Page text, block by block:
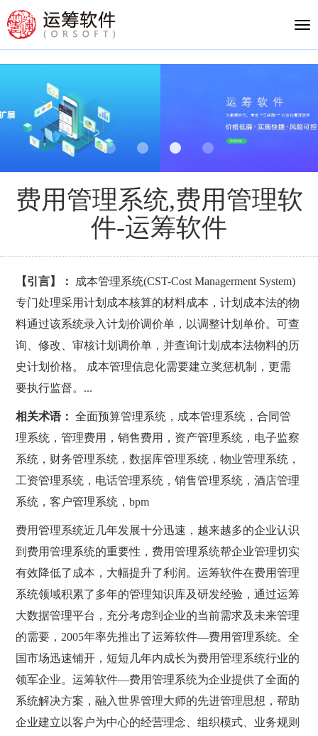
费用管理系统,费用管理软
件-运筹软件
【引言】：
成本管理系统(CST-Cost Managerment System)
专门处理采用计划成本核算的材料成本，计划成本法的物
料通过该系统录入计划价调价单，以调整计划单价。可查
询、修改、审核计划调价单，并查询计划成本法物料的历
史计划价格。 成本管理信息化需要建立奖惩机制，更需
要执行监督。...
相关术语： 全面预算管理系统，成本管理系统，合同管
理系统，管理费用，销售费用，资产管理系统，电子监察
系统，财务管理系统，数据库管理系统，物业管理系统，
工资管理系统，电话管理系统，销售管理系统，酒店管理
系统，客户管理系统，bpm
费用管理系统近几年发展十分迅速，越来越多的企业认识
到费用管理系统的重要性，费用管理系统帮企业管理切实
有效降低了成本，大幅提升了利润。运筹软件在费用管理
系统领域积累了多年的管理知识库及研发经验，通过运筹
大数据管理平台，充分考虑到企业的当前需求及未来管理
的需要，2005年率先推出了运筹软件—费用管理系统。全
国市场迅速铺开，短短几年内成长为费用管理系统行业的
领军企业。运筹软件—费用管理系统为企业提供了全面的
系统解决方案，融入世界管理大师的先进管理思想，帮助
企业建立以客户为中心的经营理念、组织模式、业务规则